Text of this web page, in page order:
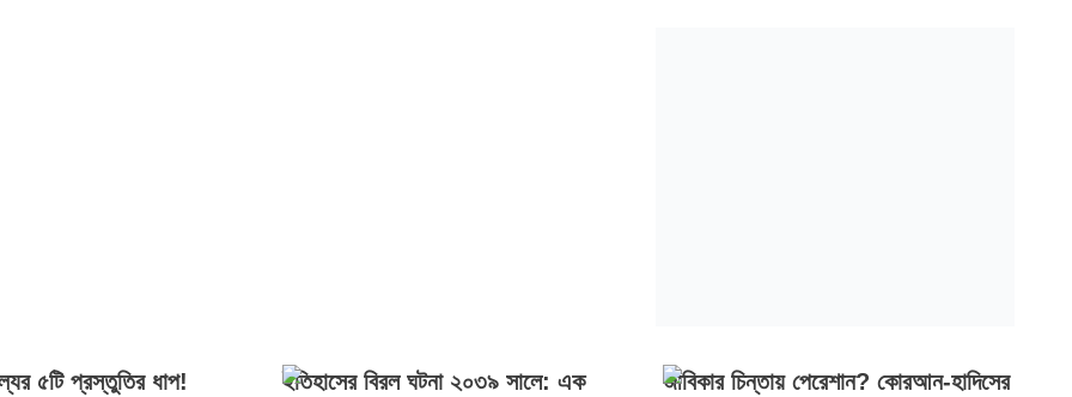
৫টি প্রস্তুতির ধাপ!
ইতিহাসের বিরল ঘটনা ২০৩৯ সালে: এক
জীবিকার চিন্তায় পেরেশান? কোরআন-হাদিসের